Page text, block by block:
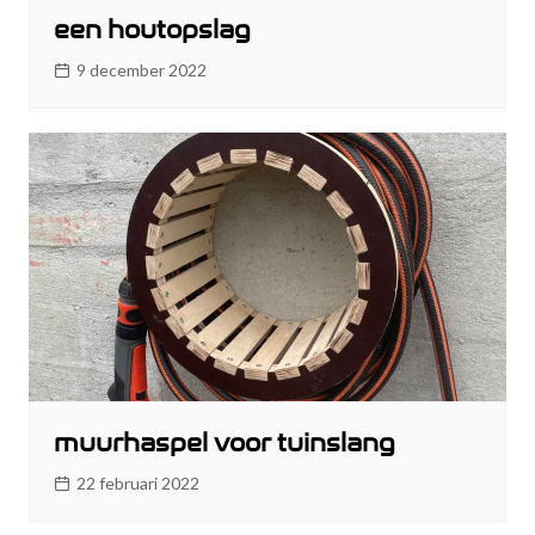
een houtopslag
9 december 2022
muurhaspel voor tuinslang
22 februari 2022